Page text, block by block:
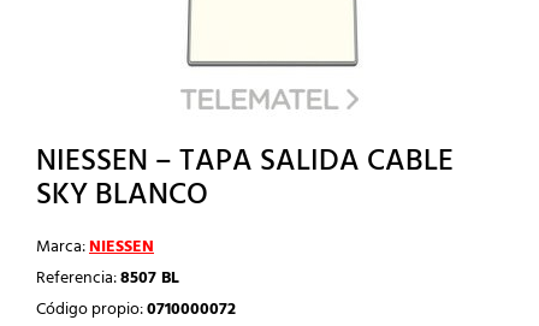
NIESSEN – TAPA SALIDA CABLE
SKY BLANCO
Marca:NIESSEN
Referencia:8507 BL
Código propio:0710000072